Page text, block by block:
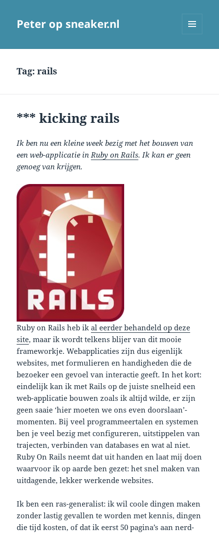
Peter op sneaker.nl
Tag:rails
*** kicking rails
Ik ben nu een kleine week bezig met het bouwen van
een web-applicatie inRuby on Rails. Ik kan er geen
genoeg van krijgen.
Ruby on Rails heb ikal eerder behandeld op deze
site, maar ik wordt telkens blijer van dit mooie
frameworkje. Webapplicaties zijn dus eigenlijk
websites, met formulieren en handigheden die de
bezoeker een gevoel van interactie geeft. In het kort:
eindelijk kan ik met Rails op de juiste snelheid een
web-applicatie bouwen zoals ik altijd wilde, er zijn
geen saaie ‘hier moeten we ons even doorslaan’-
momenten. Bij veel programmeertalen en systemen
ben je veel bezig met configureren, uitstippelen van
trajecten, verbinden van databases en wat al niet.
Ruby On Rails neemt dat uit handen en laat mij doen
waarvoor ik op aarde ben gezet: het snel maken van
uitdagende, lekker werkende websites.
Ik ben een ras-generalist: ik wil coole dingen maken
zonder lastig gevallen te worden met kennis, dingen
die tijd kosten, of dat ik eerst 50 pagina’s aan nerd-